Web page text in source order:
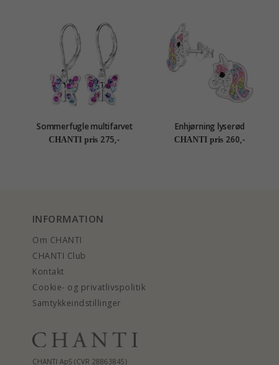
Sommerfugle multifarvet
børneøreringe i sølv - Little
Ones
CHANTI pris 275,-
Enhjørning lyserød
børneøreringe i sølv - Little
Ones
CHANTI pris 260,-
INFORMATION
Om CHANTI
CHANTI Club
Kontakt
Cookie- og privatlivspolitik
Samtykkeindstillinger
CHANTI ApS (CVR 28863845)